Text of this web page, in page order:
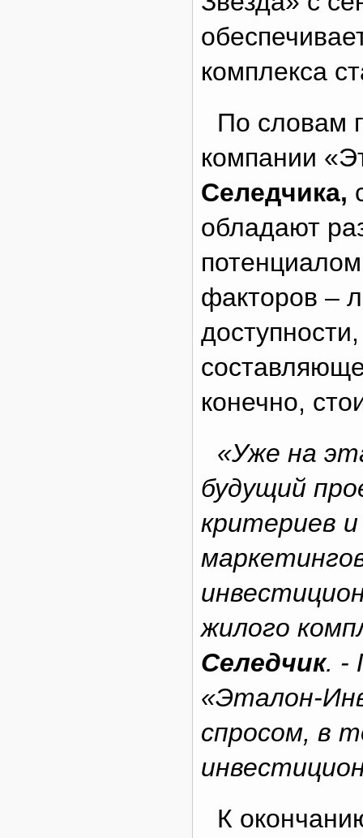
комплекса
По словам
компании
Селедчика,
обладают
факторов –
конечно,
«Уже на
будущий
критериев
жилого
Селедчик. -
«Эталон-
спросом, в
К